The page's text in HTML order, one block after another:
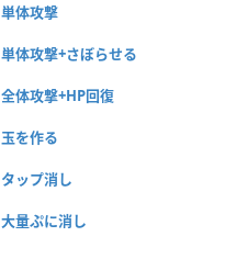
単体攻撃
単体攻撃+さぼらせる
全体攻撃+HP回復
玉を作る
タップ消し
大量ぷに消し